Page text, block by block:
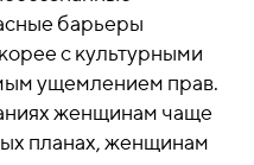
барьеры
с культурными
ущемлением прав.
женщинам чаще
планах, женщинам